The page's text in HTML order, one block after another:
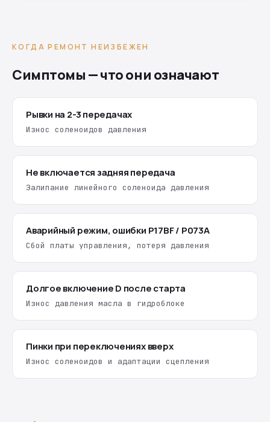
КОГДА РЕМОНТ НЕИЗБЕЖЕН
Симптомы — что они означают
Рывки на 2-3 передачах
Износ соленоидов давления
Не включается задняя передача
Залипание линейного соленоида давления
Аварийный режим, ошибки P17BF / P073A
Сбой платы управления, потеря давления
Долгое включение D после старта
Износ давления масла в гидроблоке
Пинки при переключениях вверх
Износ соленоидов и адаптации сцепления